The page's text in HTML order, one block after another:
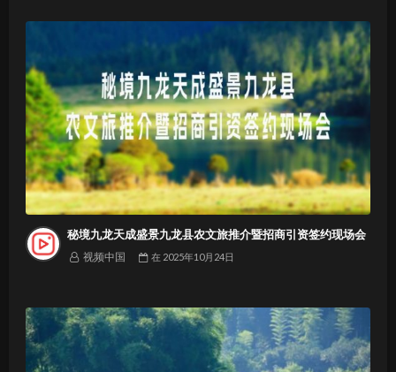
秘境九龙天成盛景九龙县农文旅推介暨招商引资签约现场会
视频中国 在 2025年10月24日